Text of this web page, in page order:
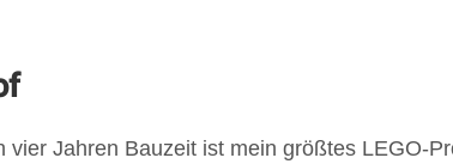
vier Jahren Bauzeit ist mein größtes LEGO-